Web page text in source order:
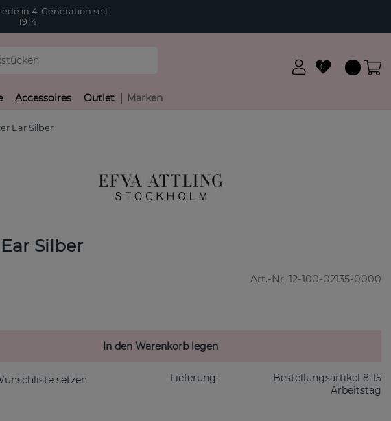
in 4. Generation seit
1914
0
Accessoires Outlet Marken
Ear Silber
Silber
Art.-Nr. 12-100-02135-0000
In den Warenkorb legen
Lieferung:
Bestellungsartikel 8-15
Arbeitstag